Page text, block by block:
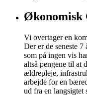
Økonomisk
Vi overtager en
Der er de seneste
som på ingen vis
altså pengene til at
ældrepleje,
arbejde for en
ud fra en langsigtet